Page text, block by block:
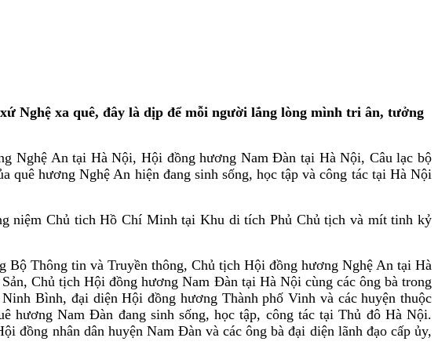
Nghệ xa quê, đây là dịp để mỗi người lắng lòng mình tri ân, tưởng
Nghệ An tại Hà Nội, Hội đồng hương Nam Đàn tại Hà Nội, Câu lạc bộ
hương Nghệ An hiện đang sinh sống, học tập và công tác tại Hà Nội
niệm Chủ tich Hồ Chí Minh tại Khu di tích Phủ Chủ tịch và mít tinh kỷ
Thông tin và Truyền thông, Chủ tịch Hội đồng hương Nghệ An tại Hà
Chủ tịch Hội đồng hương Nam Đàn tại Hà Nội cùng các ông bà trong
Bình, đại diện Hội đồng hương Thành phố Vinh và các huyện thuộc
hương Nam Đàn đang sinh sống, học tập, công tác tại Thủ đô Hà Nội.
nhân dân huyện Nam Đàn và các ông bà đại diện lãnh đạo cấp ủy,